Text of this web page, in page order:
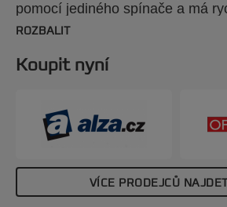
pomocí jediného spínače a má
zahřívání 4 minuty. Laminovat
dokument profesionální vzhled.
GBC má také režim studené
vám umožní být kreativní během
vám jen představivost! Součástí
mikronů). Bílá barva.
ROZBALIT
Koupit nyní
VÍCE PRODEJCŮ